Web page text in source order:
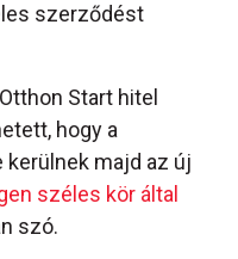
szerződést
Start hitel
hogy a
majd az új
széles kör által
szó.